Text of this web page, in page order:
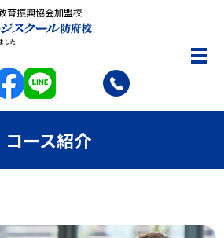
育振興協会加盟校
コース紹介